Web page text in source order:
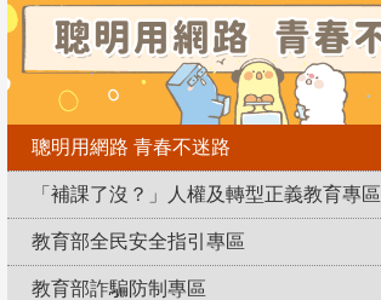
聰明用網路 青春不迷路
「補課了沒？」人權及轉型正義教育專區
教育部全民安全指引專區
教育部詐騙防制專區